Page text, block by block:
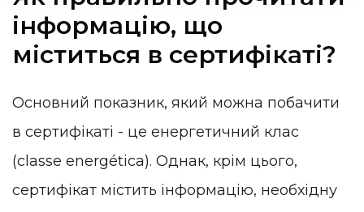
інформацію, що
міститься в сертифікаті?
Основний показник, який можна побачити
в сертифікаті - це енергетичний клас
(classe energética). Однак, крім цього,
сертифікат містить інформацію, необхідну